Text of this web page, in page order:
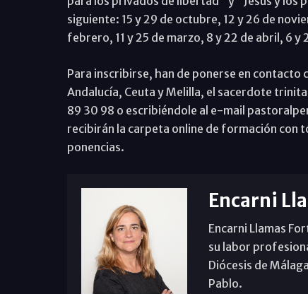
siguiente: 15 y 29 de octubre, 12 y 26 de
febrero, 11 y 25 de marzo, 8 y 22 de abril, 6 y
Para inscribirse, han de ponerse en
Andalucía, Ceuta y Melilla, el sacerdote
89 30 98 o escribiéndole al e-mail
recibirán la carpeta online de formación con
ponencias.
Encarni
Encarni Llamas
su labor
Diócesis de
Pablo.